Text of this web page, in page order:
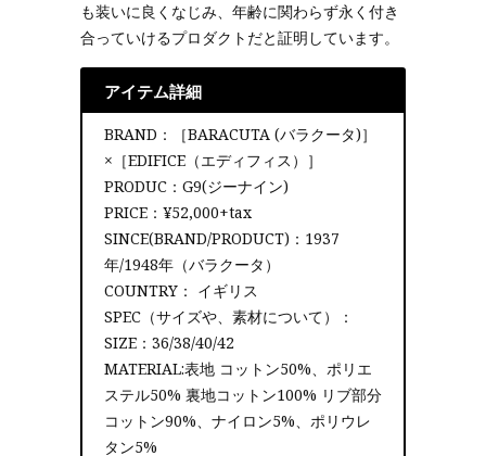
も装いに良くなじみ、年齢に関わらず永く付き
合っていけるプロダクトだと証明しています。
アイテム詳細
BRAND：［BARACUTA (バラクータ)］
×［EDIFICE（エディフィス）］
PRODUC：G9(ジーナイン)
PRICE：¥52,000+tax
SINCE(BRAND/PRODUCT)：1937
年/1948年（バラクータ）
COUNTRY： イギリス
SPEC（サイズや、素材について）：
SIZE：36/38/40/42
MATERIAL:表地 コットン50%、ポリエ
ステル50% 裏地コットン100% リブ部分
コットン90%、ナイロン5%、ポリウレ
タン5%